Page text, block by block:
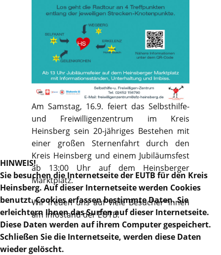
Am Samstag, 16.9. feiert das Selbsthilfe-
und Freiwilligenzentrum im Kreis
Heinsberg sein 20-jähriges Bestehen mit
einer großen Sternenfahrt durch den
Kreis Heinsberg und einem Jubiläumsfest
ab 13:00 Uhr auf dem Heinsberger
Marktplatz.
Wir freuen uns auf viele Besucher*innen
am Infostand der EUTB.
HINWEIS!
Sie besuchen die Internetseite der EUTB für den Kreis
Heinsberg. Auf dieser Internetseite werden Cookies
benutzt. Cookies erfassen bestimmte Daten. Sie
erleichtern Ihnen das Surfen auf dieser Internetseite.
Diese Daten werden auf ihrem Computer gespeichert.
Schließen Sie die Internetseite, werden diese Daten
wieder gelöscht.